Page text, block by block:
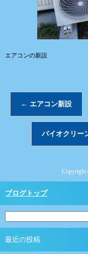
エアコンの新設
← エアコン新設
バイオクリー
ブログトップ
最近の投稿